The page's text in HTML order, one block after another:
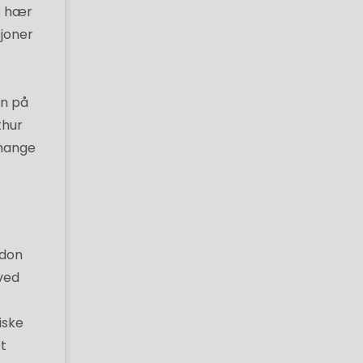
hær
på